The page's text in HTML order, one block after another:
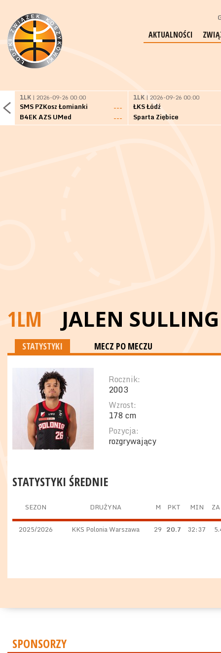
AKTUALNOŚCI
1LK | 2026-09-26 00:00
SMS PZKosz Łomianki
---
B4EK AZS UMed
---
1LK | 2026-09-26 00:00
ŁKS Łódź
Sparta Ziębice
1LM JALEN
STATYSTYKI MECZ PO MECZU
Rocznik:
2003
Wzrost:
178 cm
Pozycja:
rozgrywający
STATYSTYKI ŚREDNIE
SEZON DRUŻYNA M PKT MIN
2025/2026 KKS Polonia Warszawa 29 20.7 32:37
SPONSORZY